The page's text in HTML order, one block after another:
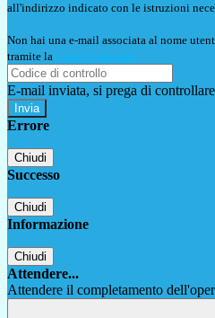
all'indirizzo indicato con le istruzioni
Non hai una e-mail associata al nome
tramite la Login Spaggiari
E-mail inviata, si prega di
Errore
Chiudi
Successo
Chiudi
Informazione
Chiudi
Attendere...
Attendere il completamento